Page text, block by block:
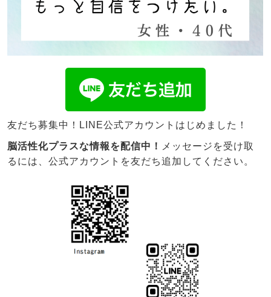
友だち募集中！LINE公式アカウントはじめました！
脳活性化プラスな情報を配信中！
メッセージを受け取
るには、公式アカウントを友だち追加してください。